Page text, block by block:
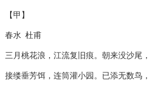
【甲】
春水 杜甫
三月桃花浪，江流复旧痕。朝来没沙尾
接缕垂芳饵，连筒灌小园。已添无数鸟